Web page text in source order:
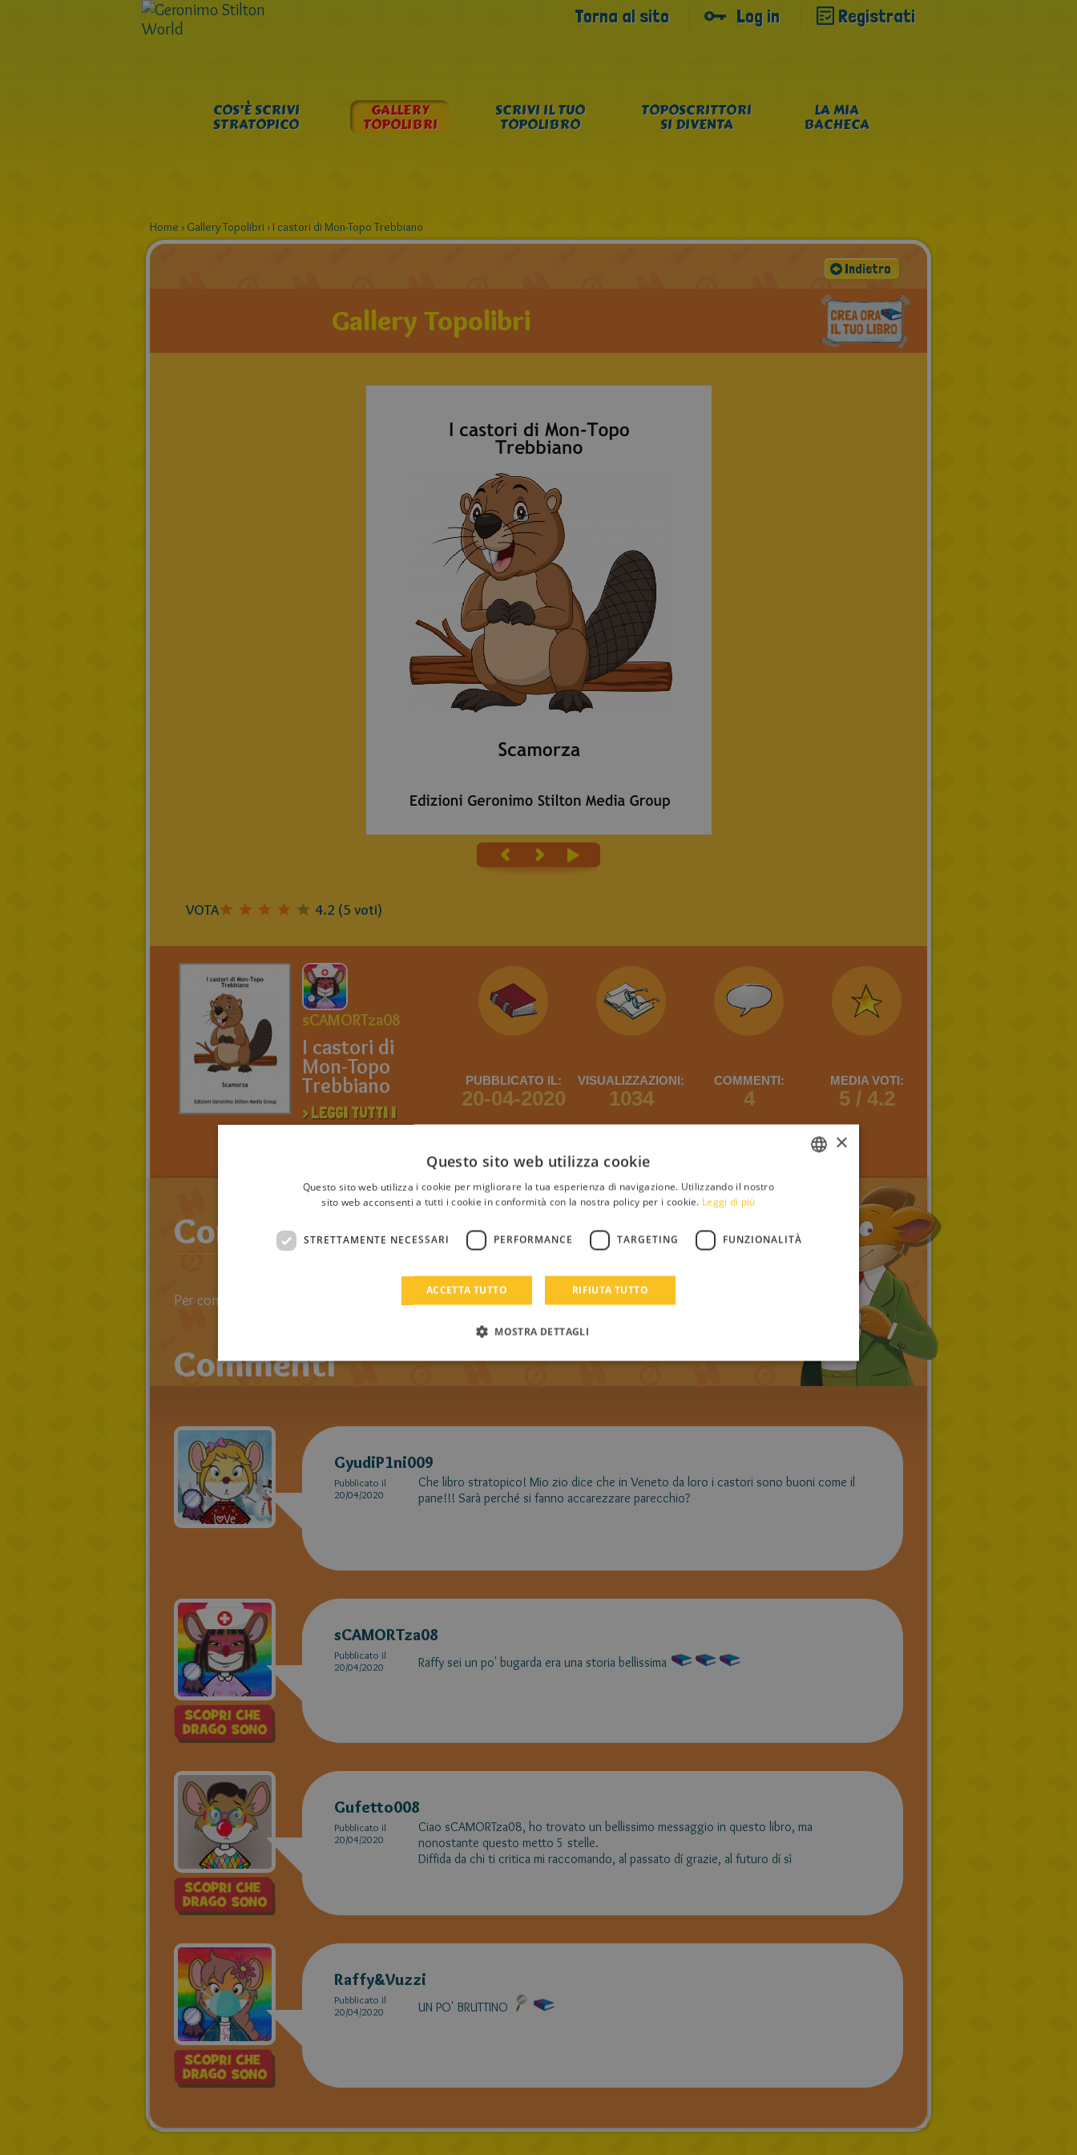
Torna al sito Log in Registrati
COS’È SCRIVI
STRATOPICO
GALLERY
TOPOLIBRI
SCRIVI IL TUO
TOPOLIBRO
TOPOSCRITTORI
SI DIVENTA
LA MIA
BACHECA
Home › Gallery Topolibri › I castori di Mon-Topo Trebbiano
Gallery Topolibri
Indietro
VOTA 4.2 (5 voti)
sCAMORTza08
I castori di
Mon-Topo
Trebbiano
> LEGGI TUTTI I
PUBBLICATO IL:
20-04-2020
VISUALIZZAZIONI:
1034
COMMENTI:
4
MEDIA VOTI:
5 / 4.2
Commenta anche tu il libro
Per commentare devi effettuare il login Registrati Login
Commenti
GyudiP1ni009
Pubblicato il
20/04/2020
Che libro stratopico! Mio zio dice che in Veneto da loro i castori sono buoni come il
pane!!! Sarà perché si fanno accarezzare parecchio?
sCAMORTza08
Pubblicato il
20/04/2020
Raffy sei un po' bugarda era una storia bellissima
Gufetto008
Pubblicato il
20/04/2020
Ciao sCAMORTza08, ho trovato un bellissimo messaggio in questo libro, ma
nonostante questo metto 5 stelle.
Diffida da chi ti critica mi raccomando, al passato dí grazie, al futuro dí sì
Raffy&Vuzzi
Pubblicato il
20/04/2020
UN PO' BRUTTINO
FRENCH
PORTUGUESE
DUTCH
×
Questo sito web utilizza cookie
Questo sito web utilizza i cookie per migliorare la tua esperienza di navigazione. Utilizzando il nostro
sito web acconsenti a tutti i cookie in conformità con la nostra policy per i cookie. Leggi di più
STRETTAMENTE NECESSARI PERFORMANCE TARGETING FUNZIONALITÀ
ACCETTA TUTTO RIFIUTA TUTTO
MOSTRA DETTAGLI